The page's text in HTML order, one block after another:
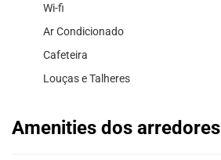
Wi-fi
Ar Condicionado
Cafeteira
Louças e Talheres
Amenities dos arredores